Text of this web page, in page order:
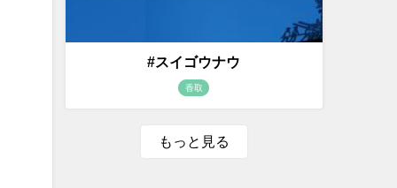
#スイゴウナウ
香取
もっと見る